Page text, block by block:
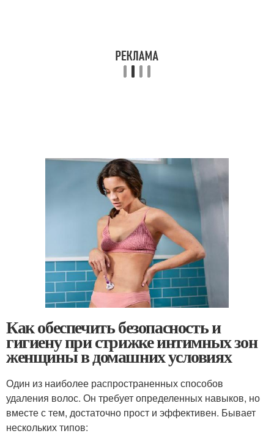
Как обеспечить безопасность и
гигиену при стрижке интимных зон
женщины в домашних условиях
Один из наиболее распространенных способов
удаления волос. Он требует определенных навыков, но
вместе с тем, достаточно прост и эффективен. Бывает
нескольких типов: